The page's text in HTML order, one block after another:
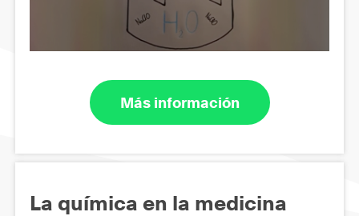
Más información
La química en la medicina